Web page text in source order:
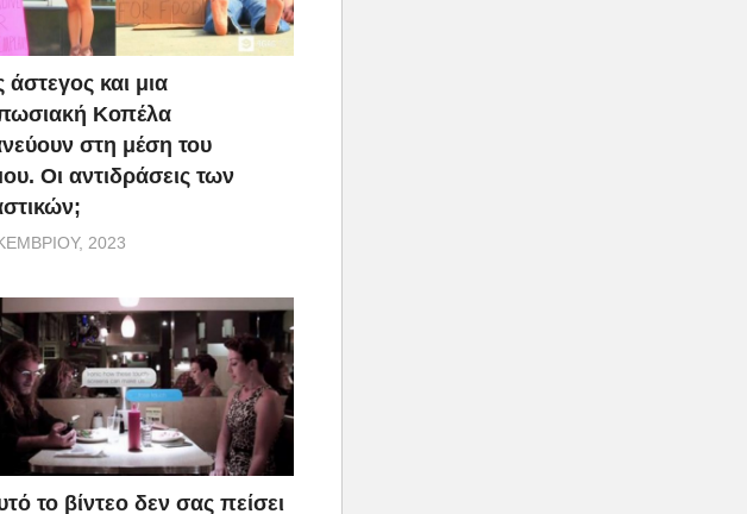
και μια
Κοπέλα
στη μέση του
Οι αντιδράσεις των
2023
το βίντεο δεν σας πείσει